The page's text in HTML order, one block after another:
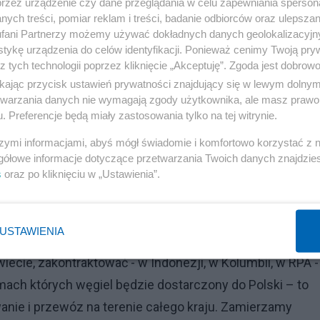
wąskie gardła
ogromna część Polaków się niepokoi. Czy węgla
dodatków węglowych? Jeżeli to nieprawda, prosimy
rady z przeładunkiem węgla, surowca wręcz nie ma i
rynku panuje panika związana z coraz wyższymi
początku, kiedy wiedzieliśmy, że będą z tym
od lutego, marca tego roku. Teraz zintensyfikowaliśmy
wyłapał: porty są „wąskim gardłem”, ponieważ
zakontraktować - w Indonezji, w Kolumbii, w RPA -
których węgiel będzie dostarczony do Polski – to
i przewóz na terenie całego kraju. Zamierzamy
treści, pomiar reklam i treści, badanie odbiorców oraz
Partnerzy możemy używać dokładnych danych
urządzenia do celów identyfikacji. Ponieważ cenimy Twoją
tych technologii poprzez kliknięcie „Akceptuję”. Zgoda jest
przycisk ustawień prywatności znajdujący się w lewym
danych nie wymagają zgody użytkownika, ale masz
Preferencje będą miały zastosowania tylko na tej witrynie.
informacjami, abyś mógł świadomie i komfortowo korzystać z
informacje dotyczące przetwarzania Twoich danych
oraz po kliknięciu w „Ustawienia”.
USTAWIENIA